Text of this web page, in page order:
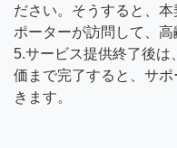
ださい。そうすると、
ポーターが訪問して、
5.サービス提供終了後は
価まで完了すると、サ
きます。